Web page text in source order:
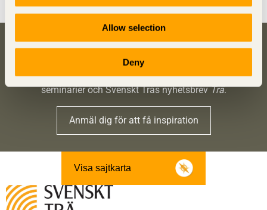
Allow selection
Deny
Bli inspirerad och lär dig mer om trä
Anmäl dig här för att få information om publikationer,
seminarier och Svenskt Träs nyhetsbrevTrä.
Anmäl dig för att få inspiration
Visa sajtkarta